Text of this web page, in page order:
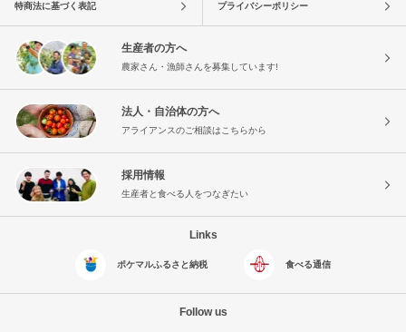
特商法に基づく表記 プライバシーポリシー
生産者の方へ
農家さん・漁師さんを募集しています!
法人・自治体の方へ
アライアンスのご相談はこちらから
採用情報
生産者と食べる人をつなぎたい
Links
ポケマルふるさと納税 食べる通信
Follow us